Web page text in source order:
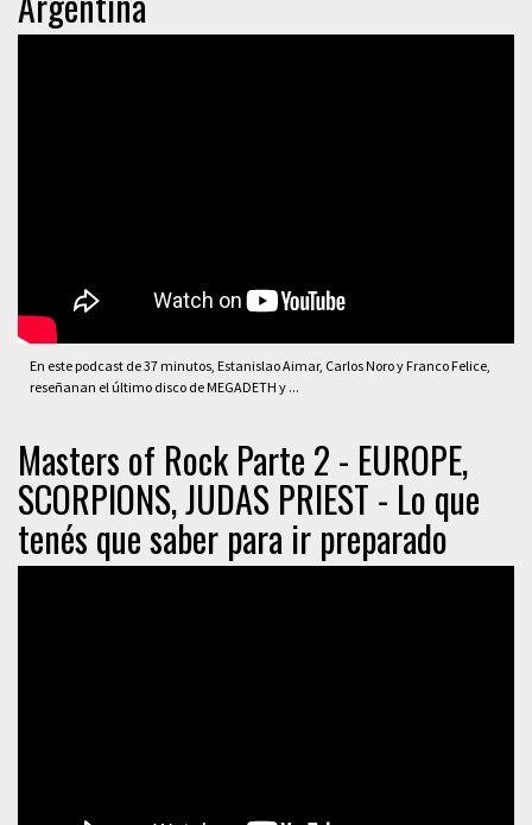
En este podcast de 37 minutos, Estanislao Aimar, Carlos Noro y Franco Felice,
reseñanan el último disco de MEGADETH y ...
Masters of Rock Parte 2 - EUROPE,
SCORPIONS, JUDAS PRIEST - Lo que
tenés que saber para ir preparado